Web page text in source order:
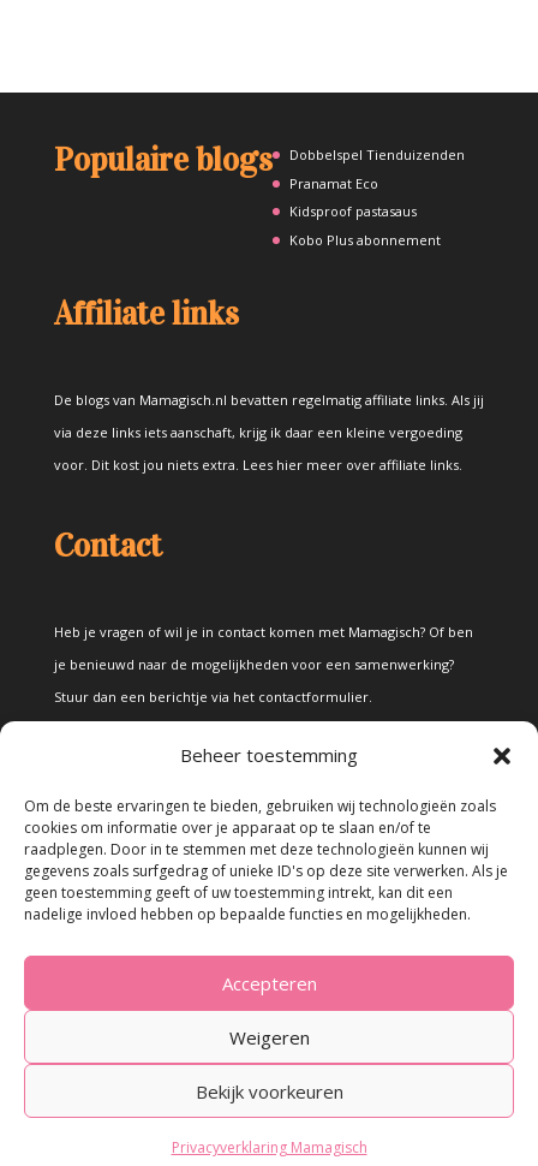
Beheer toestemming
Om de beste ervaringen te bieden, gebruiken wij technologieën zoals
cookies om informatie over je apparaat op te slaan en/of te
raadplegen. Door in te stemmen met deze technologieën kunnen wij
gegevens zoals surfgedrag of unieke ID's op deze site verwerken. Als je
geen toestemming geeft of uw toestemming intrekt, kan dit een
nadelige invloed hebben op bepaalde functies en mogelijkheden.
Accepteren
Weigeren
Bekijk voorkeuren
Privacyverklaring Mamagisch
Populaire blogs
Dobbelspel Tienduizenden
Pranamat Eco
Kidsproof pastasaus
Kobo Plus abonnement
Affiliate links
De blogs van Mamagisch.nl bevatten regelmatig affiliate links. Als jij
via deze links iets aanschaft, krijg ik daar een kleine vergoeding
voor. Dit kost jou niets extra. Lees hier meer over affiliate links.
Contact
Heb je vragen of wil je in contact komen met Mamagisch? Of ben
je benieuwd naar de mogelijkheden voor een samenwerking?
Stuur dan een berichtje via het contactformulier.
Alle teksten en foto's op deze site zijn eigendom van Mamagisch.
Teksten en foto's van Mamagisch mogen onder geen beding
zonder toestemming worden overgenomen. Wanneer er gebruik
wordt gemaakt van teksten en foto's van derden, zal dit
uitdrukkelijk worden vermeld.
© 2023 - Mamagisch.nl